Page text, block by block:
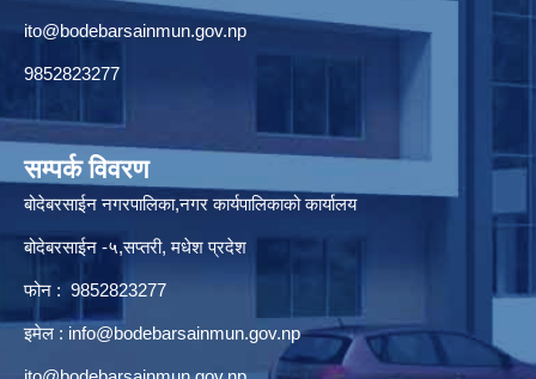
ito@bodebarsainmun.gov.np
9852823277
सम्पर्क विवरण
बोदेबरसाईन नगरपालिका,नगर कार्यपालिकाको कार्यालय
बोदेबरसाईन -५,सप्तरी, मधेश प्रदेश
फोन : 9852823277
इमेल : info@bodebarsainmun.gov.np